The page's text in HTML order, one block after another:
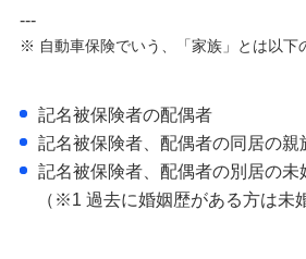
---
※ 自動車保険でいう、「家族」とは以下
記名被保険者の配偶者
記名被保険者、配偶者の同居の親
記名被保険者、配偶者の別居の
（※1 過去に婚姻歴がある方は未